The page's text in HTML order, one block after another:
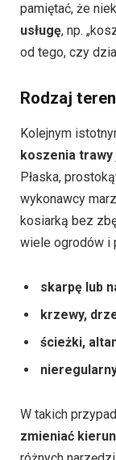
pamiętać, że
usługę, np.
od tego, czy
Rodzaj
Kolejnym
koszenia trawy
Płaska,
wykonawcy
kosiarką bez
wiele ogrodów i
skarpę lub
krzewy,
ścieżki,
W takich
zmieniać